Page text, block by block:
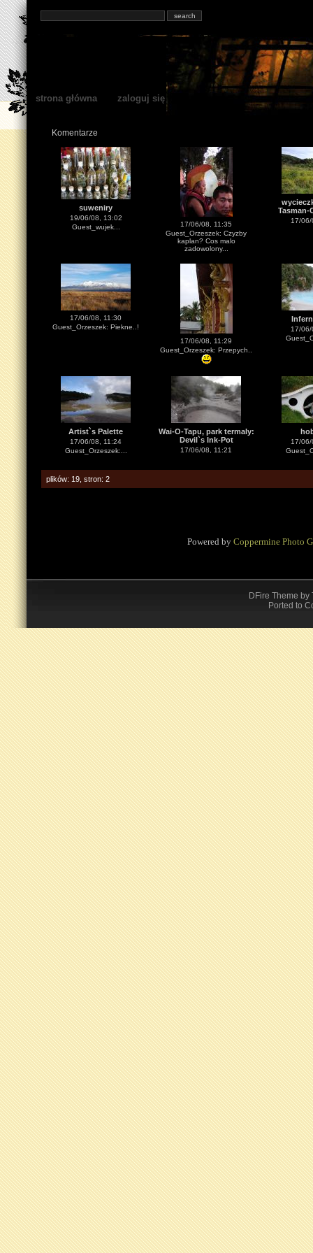
strona główna zaloguj się
Komentarze
suweniry
19/06/08, 13:02
Guest_wujek...
17/06/08, 11:35
Guest_Orzeszek: Czyzby
kaplan? Cos malo
zadowolony...
Tasman-
17/
17/06/08, 11:30
Guest_Orzeszek: Piekne..!
17/06/08, 11:29
Guest_Orzeszek: Przepych..
17/
Artist`s Palette
17/06/08, 11:24
Guest_Orzeszek:...
Wai-O-Tapu, park termaly:
Devil`s Ink-Pot
17/06/08, 11:21
17/
plików: 19, stron: 2
Powered by Coppermine Photo
DFire Theme by
Ported to